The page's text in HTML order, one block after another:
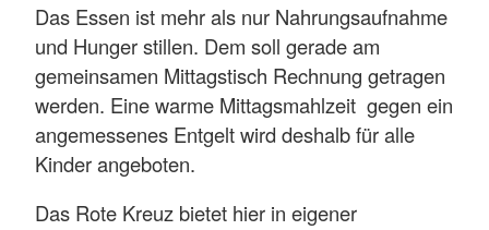
Das Essen ist mehr als nur Nahrungsaufnahme
und Hunger stillen. Dem soll gerade am
gemeinsamen Mittagstisch Rechnung getragen
werden. Eine warme Mittagsmahlzeit gegen ein
angemessenes Entgelt wird deshalb für alle
Kinder angeboten.
Das Rote Kreuz bietet hier in eigener